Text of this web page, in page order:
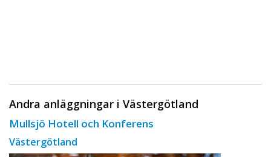
Andra anläggningar i Västergötland
Mullsjö Hotell och Konferens
Västergötland